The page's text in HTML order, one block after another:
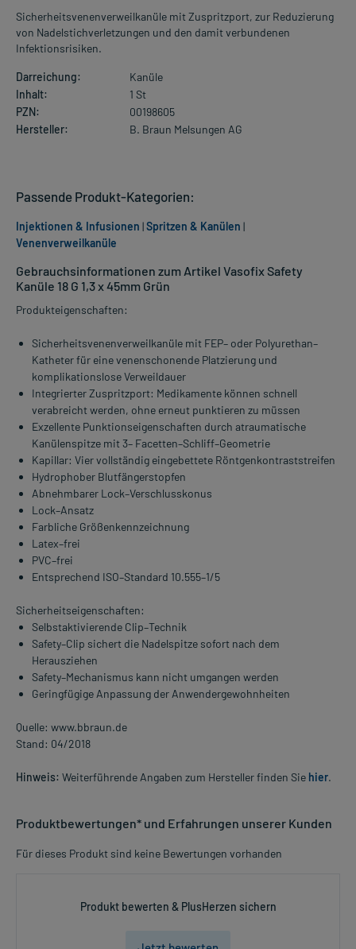
Sicherheitsvenenverweilkanüle mit Zuspritzport, zur Reduzierung
von Nadelstichverletzungen und den damit verbundenen
Infektionsrisiken.
Darreichung:
Kanüle
Inhalt:
1 St
PZN:
00198605
Hersteller:
B. Braun Melsungen AG
Gebrauchsinformationen zum Artikel Vasofix Safety
Kanüle 18 G 1,3 x 45mm Grün
Produkteigenschaften:
Sicherheitsvenenverweilkanüle mit FEP– oder Polyurethan–
Katheter für eine venenschonende Platzierung und
komplikationslose Verweildauer
Integrierter Zuspritzport: Medikamente können schnell
verabreicht werden, ohne erneut punktieren zu müssen
Exzellente Punktionseigenschaften durch atraumatische
Kanülenspitze mit 3– Facetten–Schliff–Geometrie
Kapillar: Vier vollständig eingebettete Röntgenkontraststreifen
Hydrophober Blutfängerstopfen
Abnehmbarer Lock–Verschlusskonus
Lock–Ansatz
Farbliche Größenkennzeichnung
Latex–frei
PVC–frei
Entsprechend ISO–Standard 10.555–1/5
Sicherheitseigenschaften:
Selbstaktivierende Clip–Technik
Safety–Clip sichert die Nadelspitze sofort nach dem
Herausziehen
Safety–Mechanismus kann nicht umgangen werden
Geringfügige Anpassung der Anwendergewohnheiten
Quelle: www.bbraun.de
Stand: 04/2018
Hinweis: Weiterführende Angaben zum Hersteller finden Sie hier.
Produktbewertungen* und Erfahrungen unserer Kunden
Für dieses Produkt sind keine Bewertungen vorhanden
Produkt bewerten & PlusHerzen sichern
Passende Produkt-Kategorien:
Injektionen & Infusionen |Spritzen & Kanülen |
Venenverweilkanüle